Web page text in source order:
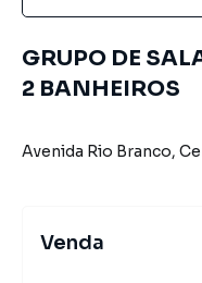
GRUPO DE
2 BANHEIROS
Avenida Rio Branco,
Venda